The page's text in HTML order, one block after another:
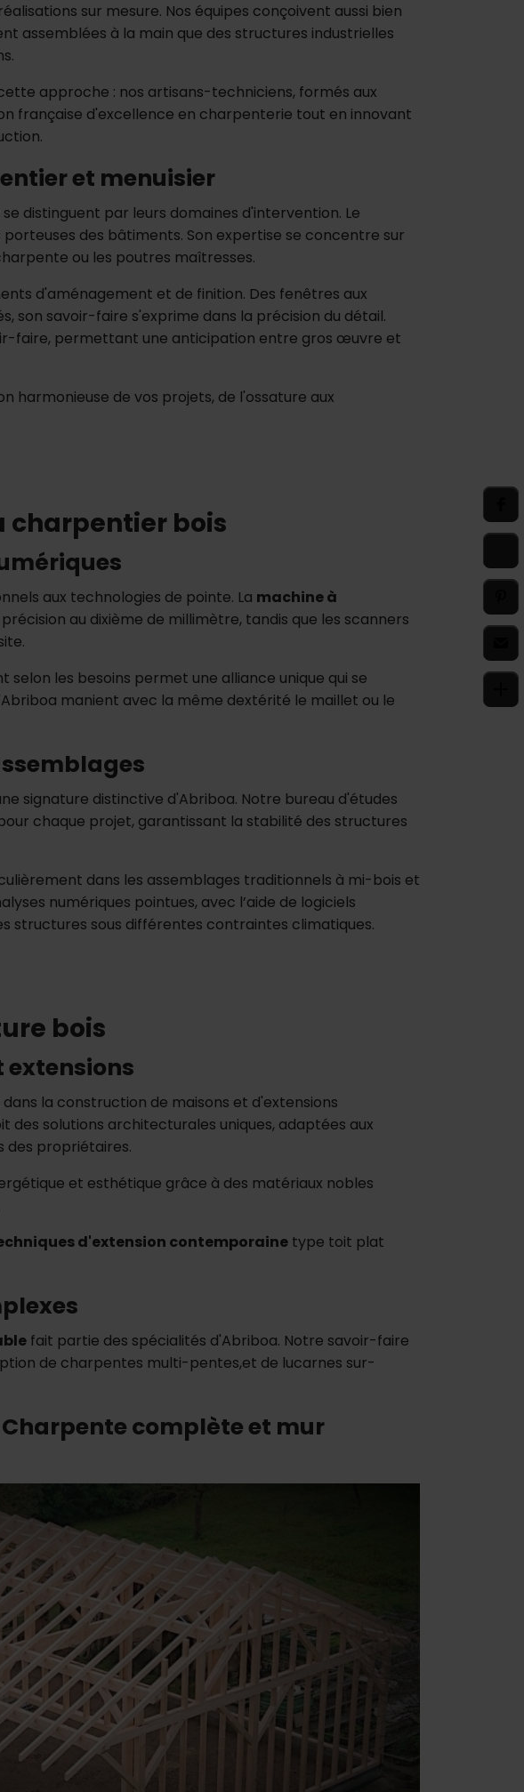
sur mesure. Nos équipes conçoivent aussi bien
assemblées à la main que des structures industrielles
approche : nos artisans-techniciens, formés aux
française d'excellence en charpenterie tout en innovant
et menuisier
distinguent par leurs domaines d'intervention. Le
des bâtiments. Son expertise se concentre sur
ou les poutres maîtresses.
d'aménagement et de finition. Des fenêtres aux
son savoir-faire s'exprime dans la précision du détail.
faire, permettant une anticipation entre gros œuvre et
harmonieuse de vos projets, de l'ossature aux
charpentier bois
aux technologies de pointe. La machine à
au dixième de millimètre, tandis que les scanners
les besoins permet une alliance unique qui se
manient avec la même dextérité le maillet ou le
signature distinctive d'Abriboa. Notre bureau d'études
chaque projet, garantissant la stabilité des structures
dans les assemblages traditionnels à mi-bois et
numériques pointues, avec l’aide de logiciels
structures sous différentes contraintes climatiques.
bois
extensions
la construction de maisons et d'extensions
des solutions architecturales uniques, adaptées aux
des propriétaires.
et esthétique grâce à des matériaux nobles
d'extension contemporaine type toit plat
fait partie des spécialités d'Abriboa. Notre savoir-faire
de charpentes multi-pentes,et de lucarnes sur-
complète et mur